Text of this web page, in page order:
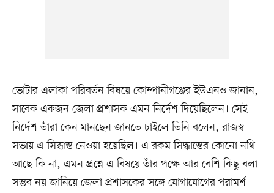
ভোটার এলাকা পরিবর্তন বিষয়ে কোম্পানীগঞ্জের ইউএনও জানান,
সাবেক একজন জেলা প্রশাসক এমন নির্দেশ দিয়েছিলেন। সেই
নির্দেশ তাঁরা কেন মানছেন জানতে চাইলে তিনি বলেন, রাজস্ব
সভায় এ সিদ্ধান্ত নেওয়া হয়েছিল। এ রকম সিদ্ধান্তের কোনো নথি
আছে কি না, এমন প্রশ্নে এ বিষয়ে তাঁর পক্ষে আর বেশি কিছু বলা
সম্ভব নয় জানিয়ে জেলা প্রশাসকের সঙ্গে যোগাযোগের পরামর্শ